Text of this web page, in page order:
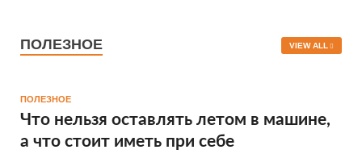
ПОЛЕЗНОЕ VIEW ALL
ПОЛЕЗНОЕ
Что нельзя оставлять летом в машине,
а что стоит иметь при себе